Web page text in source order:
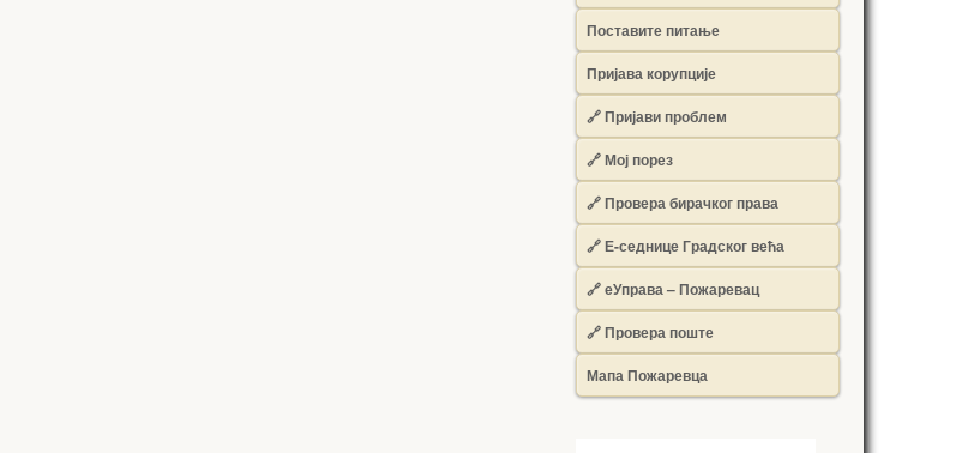
Поставите питање
Пријава корупције
🔗 Пријави проблем
🔗 Мој порез
🔗 Провера бирачког права
🔗 Е-седнице Градског већа
🔗 еУправа – Пожаревац
🔗 Провера поште
Мапа Пожаревца